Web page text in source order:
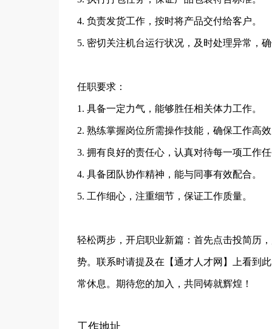
4. 负责发货工作，按时将产品交付给客户。
5. 密切关注机台运行状况，及时处理异常，
任职要求：
1. 具备一定力气，能够胜任相关体力工作。
2. 熟练掌握岗位所需操作技能，确保工作高
3. 拥有良好的责任心，认真对待每一项工作
4. 具备团队协作精神，能与同事有效配合。
5. 工作细心，注重细节，保证工作质量。
轻松两步，开启职业新篇：首先点击投简历
势。联系时请提及在【通才人才网】上看到
常休息。期待您的加入，共同铸就辉煌！
工作地址